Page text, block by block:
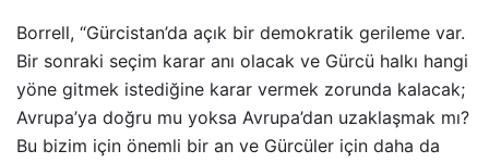
Borrell, “Gürcistan’da açık bir demokratik gerileme var.
Bir sonraki seçim karar anı olacak ve Gürcü halkı hangi
yöne gitmek istediğine karar vermek zorunda kalacak;
Avrupa’ya doğru mu yoksa Avrupa’dan uzaklaşmak mı?
Bu bizim için önemli bir an ve Gürcüler için daha da